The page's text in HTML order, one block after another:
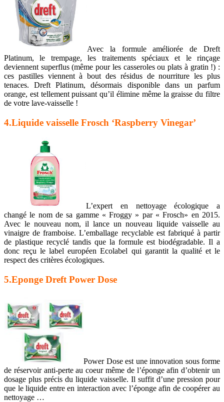
Avec la formule améliorée de Dreft
Platinum, le trempage, les traitements spéciaux et le rinçage
deviennent superflus (même pour les casseroles ou plats à gratin !) :
ces pastilles viennent à bout des résidus de nourriture les plus
tenaces. Dreft Platinum, désormais disponible dans un parfum
orange, est tellement puissant qu’il élimine même la graisse du filtre
de votre lave-vaisselle !
4.Liquide vaisselle Frosch ‘Raspberry Vinegar’
L’expert en nettoyage écologique a
changé le nom de sa gamme « Froggy » par « Frosch» en 2015.
Avec le nouveau nom, il lance un nouveau liquide vaisselle au
vinaigre de framboise. L’emballage recyclable est fabriqué à partir
de plastique recyclé tandis que la formule est biodégradable. Il a
donc reçu le label européen Ecolabel qui garantit la qualité et le
respect des critères écologiques.
5.Eponge Dreft Power Dose
Power Dose est une innovation sous forme
de réservoir anti-perte au coeur même de l’éponge afin d’obtenir un
dosage plus précis du liquide vaisselle. Il suffit d’une pression pour
que le liquide entre en interaction avec l’éponge afin de coopérer au
nettoyage …